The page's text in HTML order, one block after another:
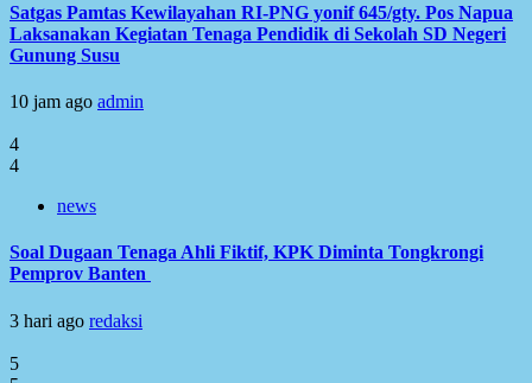
Satgas Pamtas Kewilayahan RI-PNG yonif 645/gty. Pos Napua
Laksanakan Kegiatan Tenaga Pendidik di Sekolah SD Negeri
Gunung Susu
10 jam ago admin
4
4
news
Soal Dugaan Tenaga Ahli Fiktif, KPK Diminta Tongkrongi
Pemprov Banten
3 hari ago redaksi
5